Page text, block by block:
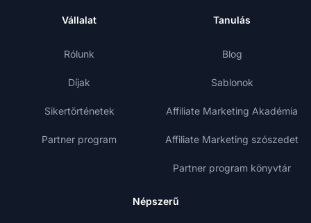
Vállalat
Rólunk
Díjak
Sikertörténetek
Partner program
Tanulás
Blog
Sablonok
Affiliate Marketing Akadémia
Affiliate Marketing szószedet
Partner program könyvtár
Népszerű